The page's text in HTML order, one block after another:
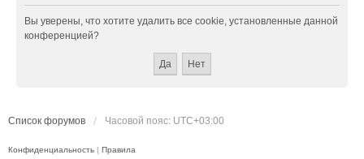
Вы уверены, что хотите удалить все cookie, установленные данной
конференцией?
Список форумов Часовой пояс: UTC+03:00
Конфиденциальность | Правила